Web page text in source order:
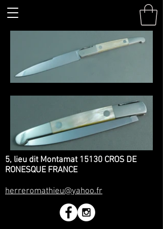
5, lieu dit Montamat 15130 CROS DE
RONESQUE FRANCE
herreromathieu@yahoo.fr